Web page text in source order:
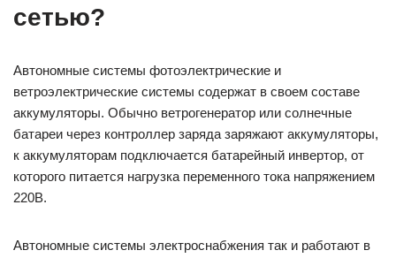
сетью?
Автономные системы фотоэлектрические и
ветроэлектрические системы содержат в своем составе
аккумуляторы. Обычно ветрогенератор или солнечные
батареи через контроллер заряда заряжают аккумуляторы,
к аккумуляторам подключается батарейный инвертор, от
которого питается нагрузка переменного тока напряжением
220В.
Автономные системы электроснабжения так и работают в